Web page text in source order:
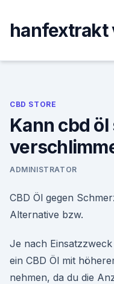
content
hanfextrakt
CBD STORE
Kann cbd
ADMINISTRATOR
CBD Öl gegen
Alternative bzw.
Je nach
ein CBD Öl mit
nehmen, da du die